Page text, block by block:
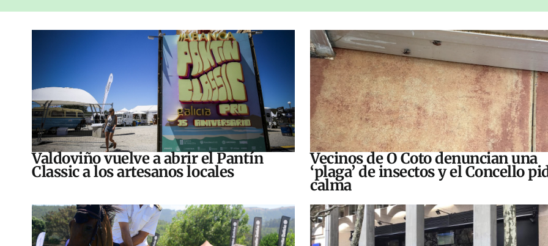
Valdoviño vuelve a abrir el Pantín
Classic a los artesanos locales
Vecinos de O Coto denuncian una
‘plaga’ de insectos y el Concello
calma